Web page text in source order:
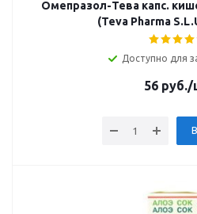
Омепразол-Тева капс.
(Teva Pharma
Доступно для
56 руб./